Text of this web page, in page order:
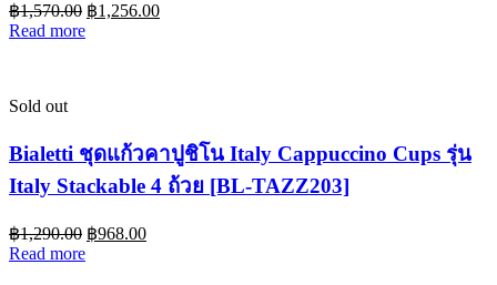
฿1,570.00 ฿1,256.00
Read more
Sold out
Bialetti ชุดแก้วคาปูชิโน Italy Cappuccino Cups รุ่น
Italy Stackable 4 ถ้วย [BL-TAZZ203]
฿1,290.00 ฿968.00
Read more